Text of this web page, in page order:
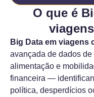
O que é
Big Data em viagens
avançada de dados
alimentação e
financeira —
política, desperdícios